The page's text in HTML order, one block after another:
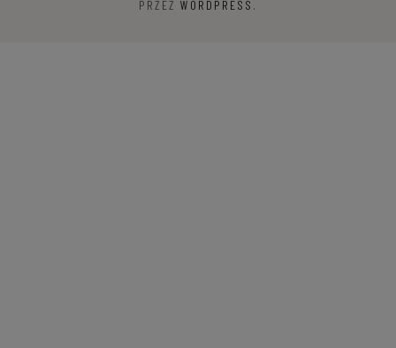
PRZEZ WORDPRESS .